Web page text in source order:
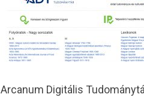
Arcanum Digitális